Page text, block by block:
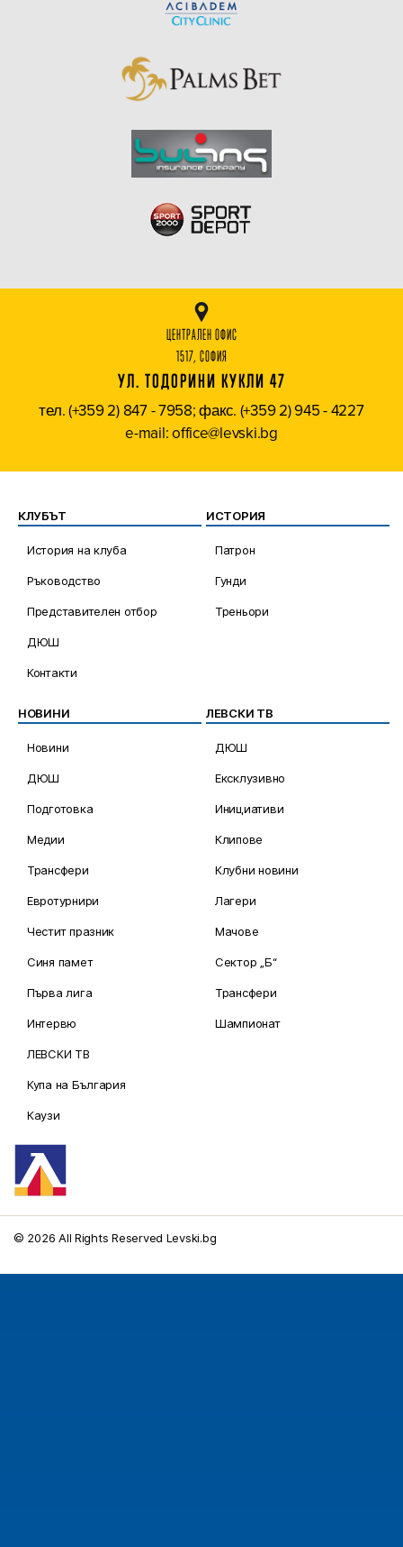
ЦЕНТРАЛЕН ОФИС
1517, СОФИЯ
УЛ. ТОДОРИНИ КУКЛИ 47
тел. (+359 2) 847 - 7958; факс. (+359 2) 945 - 4227
e-mail: office@levski.bg
КЛУБЪТ
История на клуба
Ръководство
Представителен отбор
ДЮШ
Контакти
ИСТОРИЯ
Патрон
Гунди
Треньори
НОВИНИ
Новини
ДЮШ
Подготовка
Медии
Трансфери
Евротурнири
Честит празник
Синя памет
Първа лига
Интервю
ЛЕВСКИ ТВ
Купа на България
Каузи
ЛЕВСКИ ТВ
ДЮШ
Ексклузивно
Инициативи
Клипове
Клубни новини
Лагери
Мачове
Сектор „Б“
Трансфери
Шампионат
© 2026 All Rights Reserved Levski.bg